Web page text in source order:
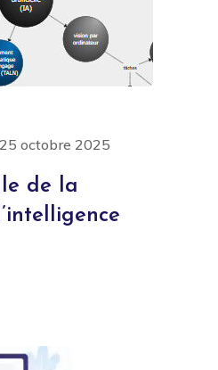
25 octobre 2025
de la